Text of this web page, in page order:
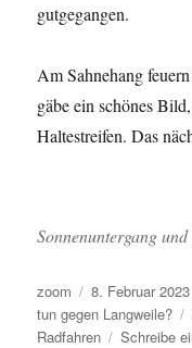
gutgegangen.
Am Sahnehang
gäbe ein schönes
Haltestreifen. Das
Sonnenuntergang
Autor
zoom
Veröffentlicht
am
8. Februar 2023
tun gegen Langweile?
Radfahren
Schreibe